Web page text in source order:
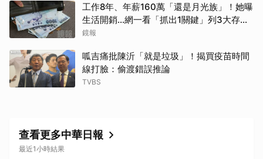
工作8年、年薪160萬「還是月光族」！她曝
生活開銷…網一看「抓出1關鍵」列3大存錢
法
鏡報
呱吉痛批陳沂「就是垃圾」！揭買疫苗時間
線打臉：偷渡錯誤推論
TVBS
查看更多中華日報
最近1小時結果